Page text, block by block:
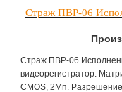
Страж ПВР-06
Страж ПВР-06
видеорегистратор.
CMOS, 2Мп.